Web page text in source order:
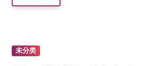
未分类